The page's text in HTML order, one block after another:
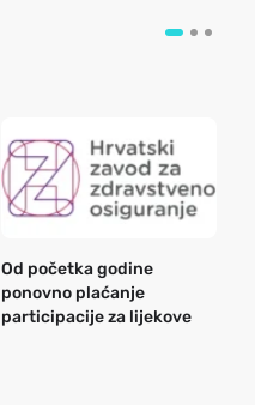
Od početka godine
ponovno plaćanje
participacije za lijekove